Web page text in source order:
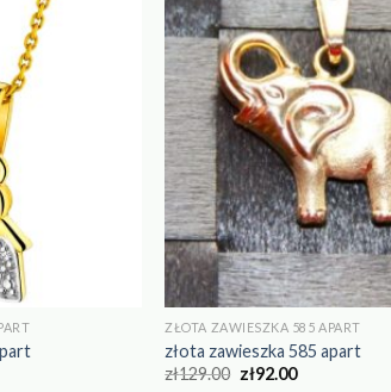
ZŁOTA ZAWIESZKA 585 APART
złota zawieszka 585 apart
zł129.00 zł92.00